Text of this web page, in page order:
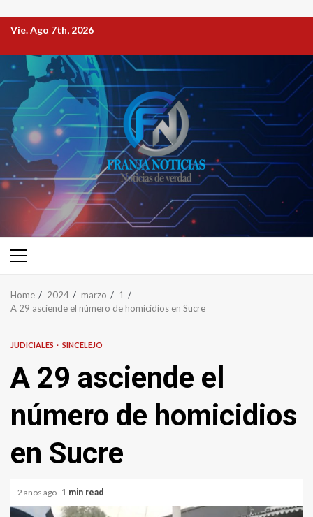
Vie. Ago 7th, 2026
Home 2024 marzo
1
A 29 asciende el número de homicidios en Sucre
JUDICIALES SINCELEJO
A 29 asciende el
número de homicidios
en Sucre
2 años ago 1 min read